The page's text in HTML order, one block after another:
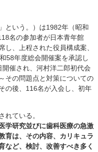
という。）は1982年（昭和
名の参加者が日本青年館
し、上程された役員構成案、
58年度総会開催案を承認し
催され、河村洋二郎初代会
その問題点と対策についての
の後、116名が入会し、初年
れている。
学研究並びに歯科医療の急激
育は、その内容、カリキュラ
など、検討、改善すべき多く